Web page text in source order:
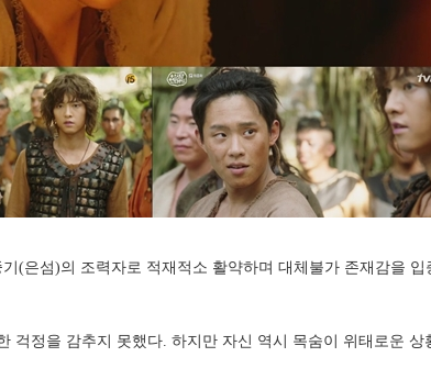
(은섬)의 조력자로 적재적소 활약하며 대체불가 존재감을 입
정을 감추지 못했다. 하지만 자신 역시 목숨이 위태로운